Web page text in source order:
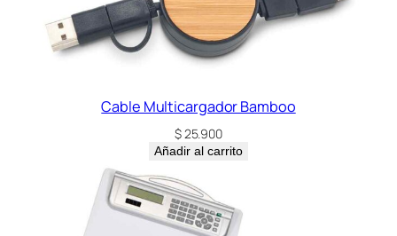
Cable Multicargador Bamboo
$25.900
Añadir al carrito